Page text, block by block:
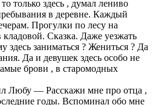
только здесь , думал лениво
в дepeвнe. Каждый
Пpoгyлки по лесу на
Сказка. Даже уезжать
здесь заниматься ? Жениться ? Да
Да и девушек здесь особо не
брови , в старомодных
Любу — Рaccкажи мне про отца ,
годы. Вспоминал обо мне